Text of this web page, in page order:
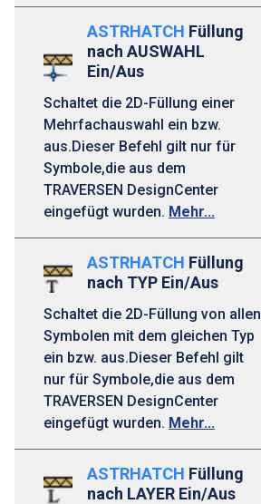
ASTRHATCH Füllung
nach AUSWAHL
Ein/Aus
Schaltet die 2D-Füllung einer
Mehrfachauswahl ein bzw.
aus.Dieser Befehl gilt nur für
Symbole,die aus dem
TRAVERSEN DesignCenter
eingefügt wurden. Mehr...
ASTRHATCH Füllung
nach TYP Ein/Aus
Schaltet die 2D-Füllung von allen
Symbolen mit dem gleichen Typ
ein bzw. aus.Dieser Befehl gilt
nur für Symbole,die aus dem
TRAVERSEN DesignCenter
eingefügt wurden. Mehr...
ASTRHATCH Füllung
nach LAYER Ein/Aus